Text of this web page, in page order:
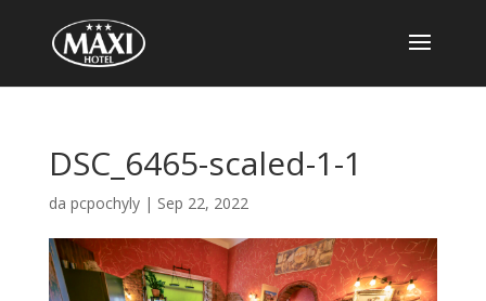
DSC_6465-scaled-1-1
da pcpochyly| Sep 22, 2022